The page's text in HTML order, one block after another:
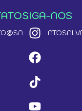
SIGA-NOS